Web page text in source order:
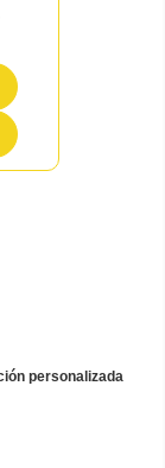
personalizada